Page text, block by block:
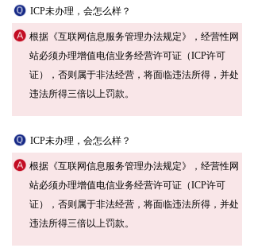
根据《互联网信息服务管理办法规定》，经营性网
站必须办理增值电信业务经营许可证（ICP许可
证），否则属于非法经营，将面临违法所得，并处
违法所得三倍以上罚款。
ICP未办理，会怎么样？
根据《互联网信息服务管理办法规定》，经营性网
站必须办理增值电信业务经营许可证（ICP许可
证），否则属于非法经营，将面临违法所得，并处
违法所得三倍以上罚款。
ICP未办理，会怎么样？